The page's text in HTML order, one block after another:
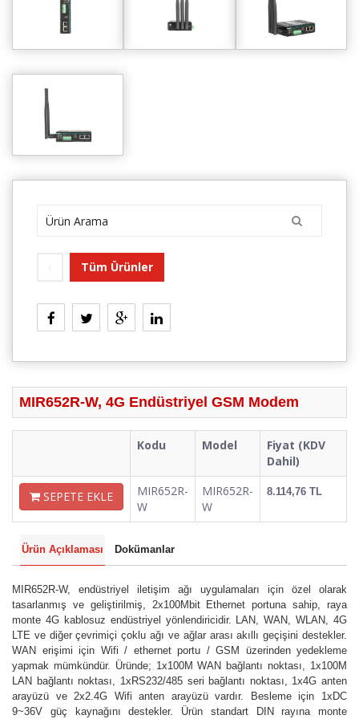
Tüm Ürünler
MIR652R-W, 4G Endüstriyel GSM Modem
Kodu Model
Fiyat (KDV
Dahil)
SEPETE EKLE
MIR652R-
W
MIR652R-
W
8.114,76 TL
Ürün Açıklaması Dokümanlar
MIR652R-W, endüstriyel iletişim ağı uygulamaları için özel olarak
tasarlanmış ve geliştirilmiş, 2x100Mbit Ethernet portuna sahip, raya
monte 4G kablosuz endüstriyel yönlendiricidir. LAN, WAN, WLAN, 4G
LTE ve diğer çevrimiçi çoklu ağı ve ağlar arası akıllı geçişini destekler.
WAN erişimi için Wifi / ethernet portu / GSM üzerinden yedekleme
yapmak mümkündür. Üründe; 1x100M WAN bağlantı noktası, 1x100M
LAN bağlantı noktası, 1xRS232/485 seri bağlantı noktası, 1x4G anten
arayüzü ve 2x2.4G Wifi anten arayüzü vardır. Besleme için 1xDC
9~36V güç kaynağını destekler. Ürün standart DIN rayına monte